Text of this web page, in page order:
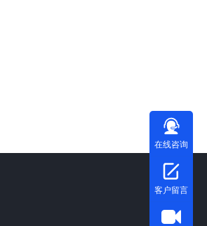
在线咨询
客户留言